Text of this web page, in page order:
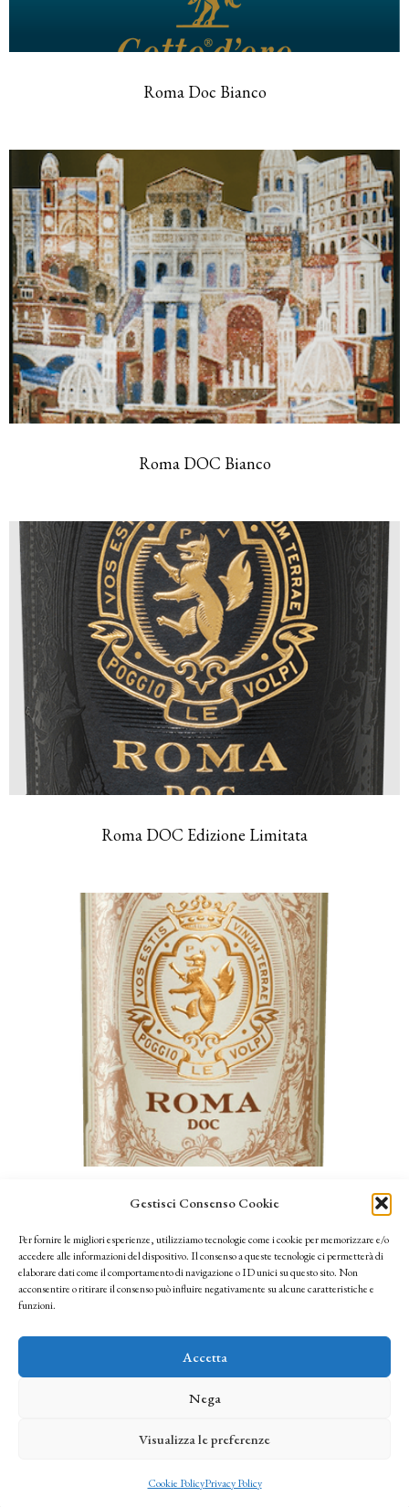
Gestisci Consenso Cookie
Per fornire le migliori esperienze, utilizziamo tecnologie come i cookie per memorizzare e/o
accedere alle informazioni del dispositivo. Il consenso a queste tecnologie ci permetterà di
elaborare dati come il comportamento di navigazione o ID unici su questo sito. Non
acconsentire o ritirare il consenso può influire negativamente su alcune caratteristiche e
funzioni.
Accetta
Nega
Visualizza le preferenze
Cookie PolicyPrivacy Policy
Roma Doc Bianco
Roma DOC Bianco
Roma DOC Edizione Limitata
Roma DOC Malvasia Puntinata
Gestisci consenso